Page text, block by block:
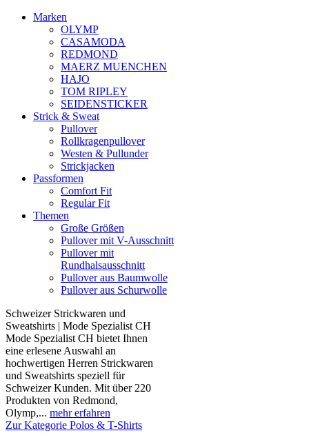
Marken
OLYMP
CASAMODA
REDMOND
MAERZ MUENCHEN
HAJO
TOM RIPLEY
SEIDENSTICKER
Strick & Sweat
Pullover
Rollkragenpullover
Westen & Pullunder
Strickjacken
Passformen
Comfort Fit
Regular Fit
Themen
Große Größen
Pullover mit V-Ausschnitt
Pullover mit
Rundhalsausschnitt
Pullover aus Baumwolle
Pullover aus Schurwolle
Schweizer Strickwaren und
Sweatshirts | Mode Spezialist CH
Mode Spezialist CH bietet Ihnen
eine erlesene Auswahl an
hochwertigen Herren Strickwaren
und Sweatshirts speziell für
Schweizer Kunden. Mit über 220
Produkten von Redmond,
Olymp,... mehr erfahren
Zur Kategorie Polos & T-Shirts